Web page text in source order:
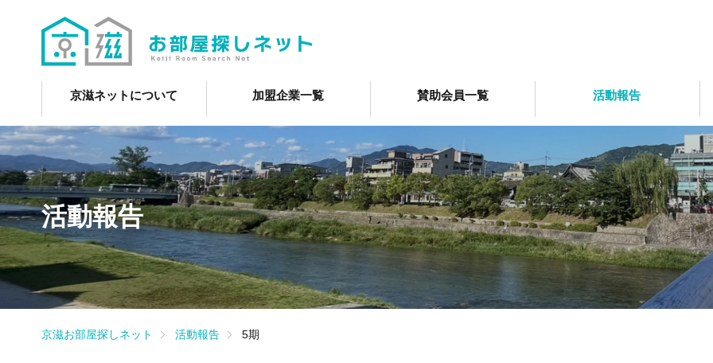
京滋ネットについて 加盟企業一覧 賛助会員一覧 活動報告
活動報告
京滋お部屋探しネット 活動報告 5期